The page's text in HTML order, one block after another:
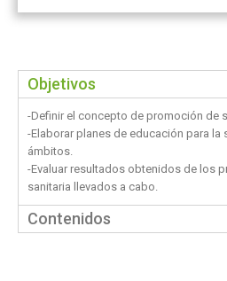
Objetivos
-Definir el concepto de promoción de
-Elaborar planes de educación para
ámbitos.
-Evaluar resultados obtenidos de los
sanitaria llevados a cabo.
Contenidos